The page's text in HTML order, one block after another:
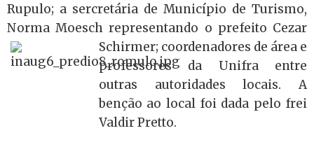
Rupulo; a sercretária de Município de Turismo,
Norma Moesch representando o prefeito Cezar
Schirmer; coordenadores de área e
professores da Unifra entre
outras autoridades locais. A
benção ao local foi dada pelo frei
Valdir Pretto.